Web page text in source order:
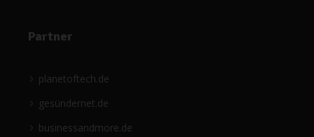
Partner
planetoftech.de
gesündernet.de
businessandmore.de